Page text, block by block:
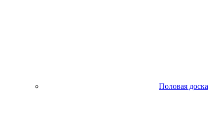
Половая доска